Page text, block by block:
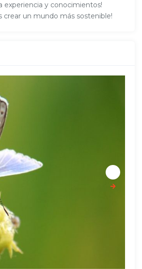
experiencia y conocimientos!
crear un mundo más sostenible!